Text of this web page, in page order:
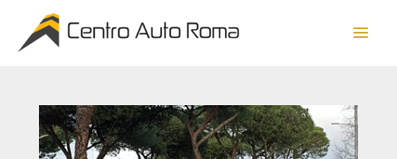
contenuto